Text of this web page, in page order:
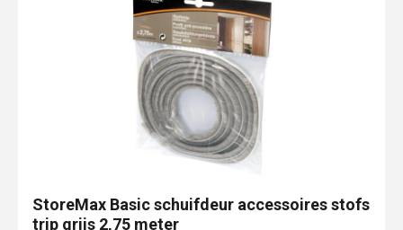
StoreMax Basic schuifdeur accessoires stofs
trip grijs 2,75 meter